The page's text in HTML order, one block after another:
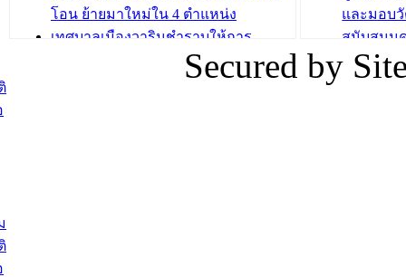
โอน ย้ายมาใหม่ใน 4 ตำแหน่ง
เทศบาลเมืองวารินชำราบให้การ
ต้อนรับพนักงานเทศบาลผู้ผ่านการ
สรรหาให้ดำรงตำแหน่งสายงานผู้
และมอบ
สนับสนุน
ภัยน้ำท่วม
ภาพบรร
Secured by